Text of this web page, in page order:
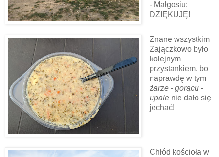
- Małgosiu:
DZIĘKUJĘ!
Znane wszystkim
Zajączkowo było
kolejnym
przystankiem, bo
naprawdę w tym
żarze - gorącu -
upalenie dało się
jechać!
Chłód kościoła w